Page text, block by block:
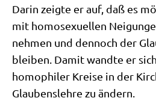
Dar­in zeig­te er auf, daß es
mit homo­se­xu­el­len
neh­men und den­noch der
blei­ben. Damit wand­te er
homo­phi­ler Krei­se in der
Glau­bens­leh­re zu ändern.